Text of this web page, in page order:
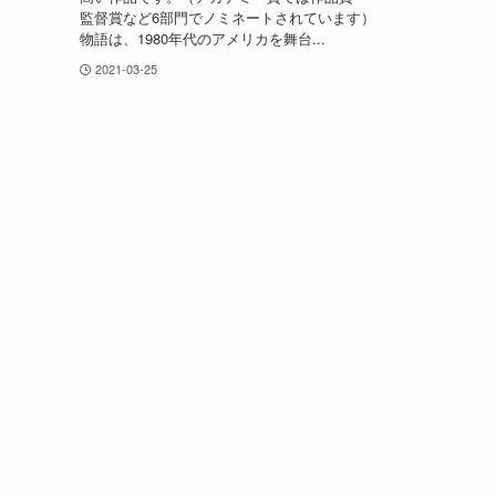
監督賞など6部門でノミネートされています）
物語は、1980年代のアメリカを舞台...
2021-03-25